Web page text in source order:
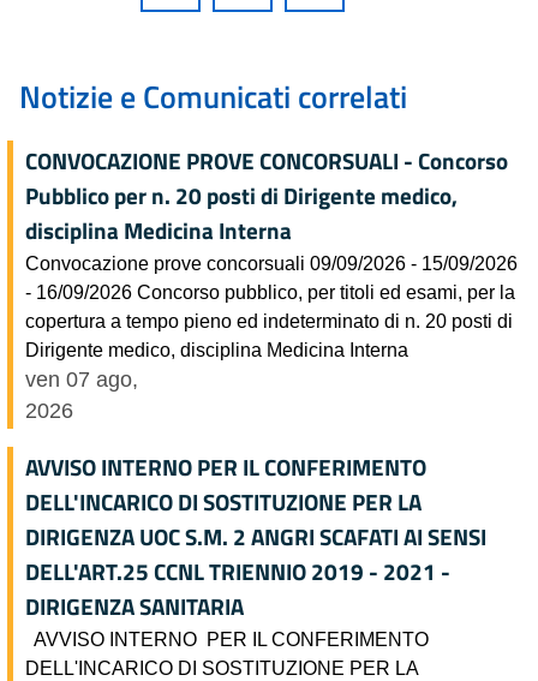
Notizie e Comunicati correlati
CONVOCAZIONE PROVE CONCORSUALI - Concorso
Pubblico per n. 20 posti di Dirigente medico,
disciplina Medicina Interna
Convocazione prove concorsuali 09/09/2026 - 15/09/2026
- 16/09/2026 Concorso pubblico, per titoli ed esami, per la
copertura a tempo pieno ed indeterminato di n. 20 posti di
Dirigente medico, disciplina Medicina Interna
ven 07 ago,
2026
AVVISO INTERNO PER IL CONFERIMENTO
DELL'INCARICO DI SOSTITUZIONE PER LA
DIRIGENZA UOC S.M. 2 ANGRI SCAFATI AI SENSI
DELL'ART.25 CCNL TRIENNIO 2019 - 2021 -
DIRIGENZA SANITARIA
AVVISO INTERNO PER IL CONFERIMENTO
DELL'INCARICO DI SOSTITUZIONE PER LA